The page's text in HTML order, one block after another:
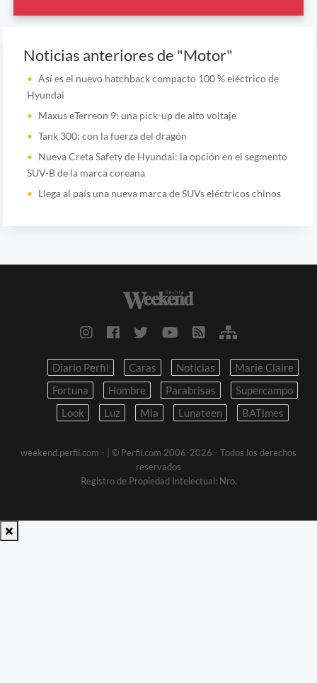
Noticias anteriores de "Motor"
Así es el nuevo hatchback compacto 100 % eléctrico de
Hyundai
Maxus eTerreon 9: una pick-up de alto voltaje
Tank 300: con la fuerza del dragón
Nueva Creta Safety de Hyundai: la opción en el segmento
SUV-B de la marca coreana
Llega al país una nueva marca de SUVs eléctricos chinos
Diario Perfil Caras Noticias
Marie Claire
Fortuna
Hombre Parabrisas
Supercampo
Look
Luz Mia Lunateen BATimes
weekend.perfil.com -
| © Perfil.com 2006-2026 - Todos los derechos
reservados
Registro de Propiedad Intelectual: Nro.